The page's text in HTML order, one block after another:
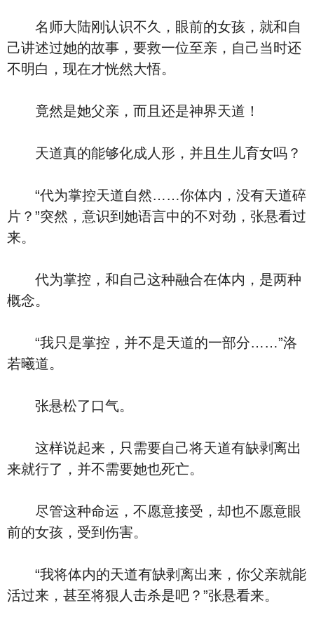
名师大陆刚认识不久，眼前的女孩，就和自
己讲述过她的故事，要救一位至亲，自己当时还
不明白，现在才恍然大悟。
竟然是她父亲，而且还是神界天道！
天道真的能够化成人形，并且生儿育女吗？
“代为掌控天道自然……你体内，没有天道碎
片？”突然，意识到她语言中的不对劲，张悬看过
来。
代为掌控，和自己这种融合在体内，是两种
概念。
“我只是掌控，并不是天道的一部分……”洛
若曦道。
张悬松了口气。
这样说起来，只需要自己将天道有缺剥离出
来就行了，并不需要她也死亡。
尽管这种命运，不愿意接受，却也不愿意眼
前的女孩，受到伤害。
“我将体内的天道有缺剥离出来，你父亲就能
活过来，甚至将狠人击杀是吧？”张悬看来。